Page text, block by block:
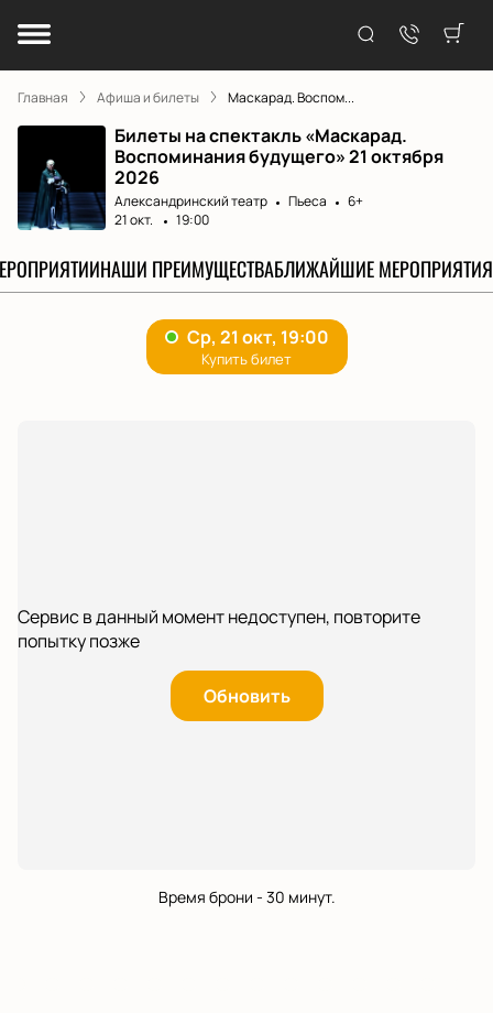
Главная Афиша и билеты Маскарад. Воспом...
Билеты на спектакль «Маскарад.
Воспоминания будущего» 21 октября
2026
Александринский театр Пьеса
6+
21 окт.
19:00
НАШИ ПРЕИМУЩЕСТВАБЛИЖАЙШИЕ МЕРОПРИЯТИЯ
Сервис в данный момент недоступен, повторите
попытку позже
Обновить
Время брони - 30 минут.